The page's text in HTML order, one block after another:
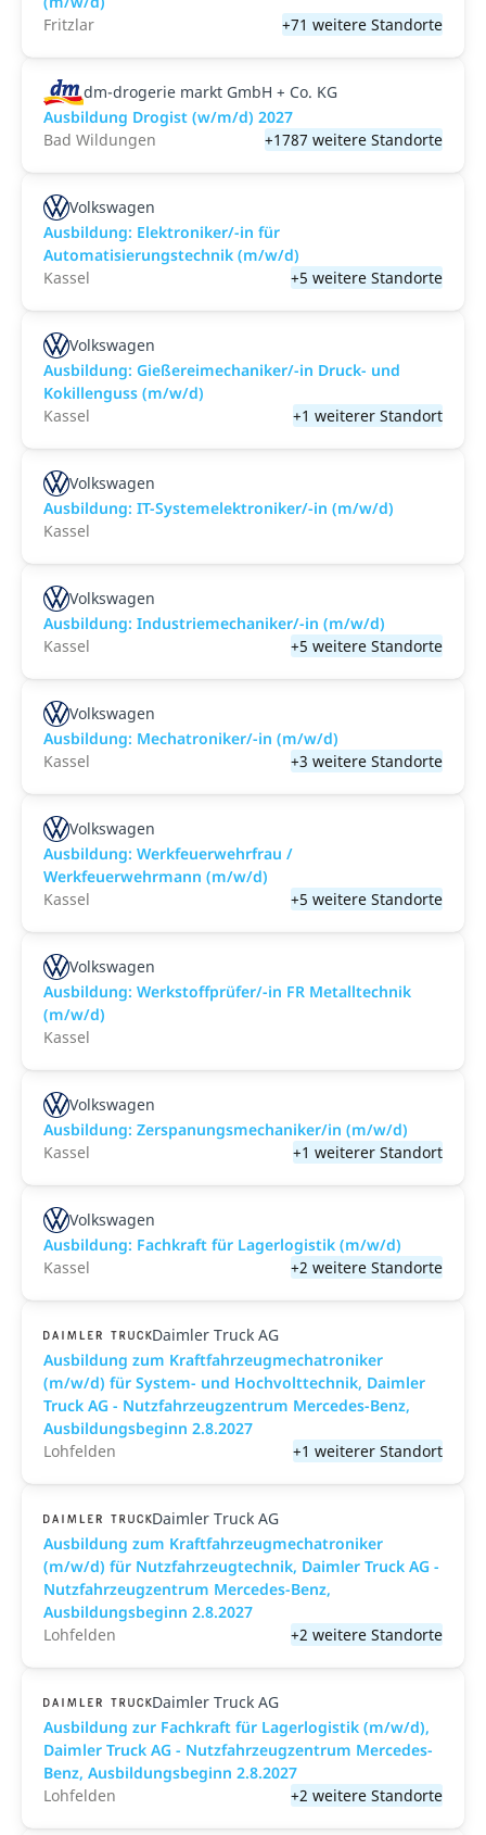
Fritzlar
+71 weitere Standorte
dm-drogerie markt GmbH + Co. KG
Ausbildung Drogist (w/m/d) 2027
Bad Wildungen
+1787 weitere Standorte
Volkswagen
Ausbildung: Elektroniker/-in für
Automatisierungstechnik (m/w/d)
Kassel
+5 weitere Standorte
Volkswagen
Ausbildung: Gießereimechaniker/-in Druck- und
Kokillenguss (m/w/d)
Kassel
+1 weiterer Standort
Volkswagen
Ausbildung: IT-Systemelektroniker/-in (m/w/d)
Kassel
Volkswagen
Ausbildung: Industriemechaniker/-in (m/w/d)
Kassel
+5 weitere Standorte
Volkswagen
Ausbildung: Mechatroniker/-in (m/w/d)
Kassel
+3 weitere Standorte
Volkswagen
Ausbildung: Werkfeuerwehrfrau /
Werkfeuerwehrmann (m/w/d)
Kassel
+5 weitere Standorte
Volkswagen
Ausbildung: Werkstoffprüfer/-in FR Metalltechnik
(m/w/d)
Kassel
Volkswagen
Ausbildung: Zerspanungsmechaniker/in (m/w/d)
Kassel
+1 weiterer Standort
Volkswagen
Ausbildung: Fachkraft für Lagerlogistik (m/w/d)
Kassel
+2 weitere Standorte
Daimler Truck AG
Ausbildung zum Kraftfahrzeugmechatroniker
(m/w/d) für System- und Hochvolttechnik, Daimler
Truck AG - Nutzfahrzeugzentrum Mercedes-Benz,
Ausbildungsbeginn 2.8.2027
Lohfelden
+1 weiterer Standort
Daimler Truck AG
Ausbildung zum Kraftfahrzeugmechatroniker
(m/w/d) für Nutzfahrzeugtechnik, Daimler Truck AG -
Nutzfahrzeugzentrum Mercedes-Benz,
Ausbildungsbeginn 2.8.2027
Lohfelden
+2 weitere Standorte
Daimler Truck AG
Ausbildung zur Fachkraft für Lagerlogistik (m/w/d),
Daimler Truck AG - Nutzfahrzeugzentrum Mercedes-
Benz, Ausbildungsbeginn 2.8.2027
Lohfelden
+2 weitere Standorte